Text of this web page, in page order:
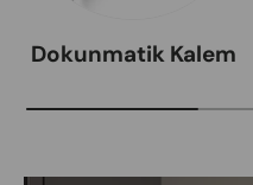
Dokunmatik Kalem